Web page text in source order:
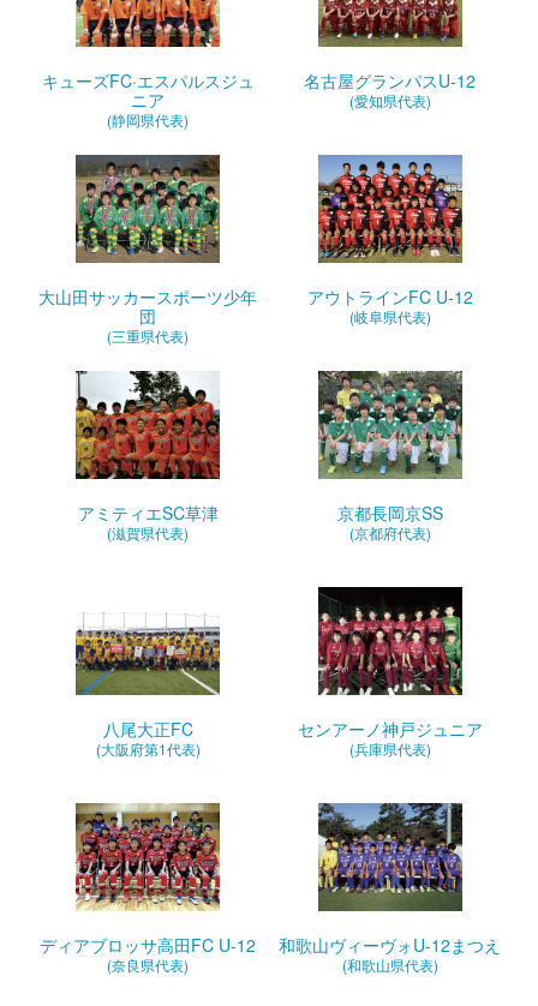
キューズFC·エスパルスジュ
ニア
(静岡県代表)
名古屋グランパスU-12
(愛知県代表)
大山田サッカースポーツ少年
団
(三重県代表)
アウトラインFC U-12
(岐阜県代表)
アミティエSC草津
(滋賀県代表)
京都⾧岡京SS
(京都府代表)
八尾大正FC
(大阪府第1代表)
センアーノ神戸ジュニア
(兵庫県代表)
ディアブロッサ高田FC U-12
(奈良県代表)
和歌山ヴィーヴォU-12まつえ
(和歌山県代表)